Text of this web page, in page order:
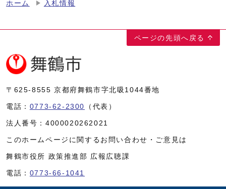
ホーム 入札情報
ページの先頭へ戻る
〒625-8555 京都府舞鶴市字北吸1044番地
電話： 0773-62-2300 （代表）
法人番号： 4000020262021
このホームページに関するお問い合わせ・ご意見は
舞鶴市役所 政策推進部 広報広聴課
電話： 0773-66-1041